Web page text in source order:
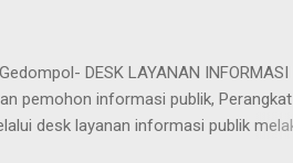
RAOS ECO (Adm/red:)
DESK LAYANAN INFORMASI
pemohon informasi publik,
desk layanan informasi publik